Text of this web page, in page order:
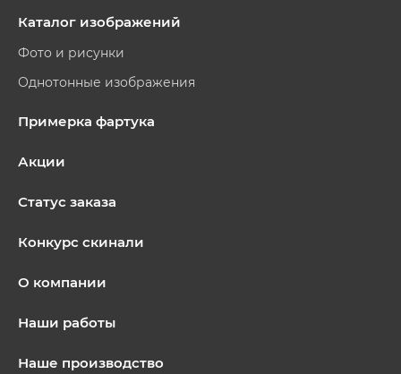
Каталог изображений
Фото и рисунки
Однотонные изображения
Примерка фартука
Акции
Статус заказа
Конкурс скинали
О компании
Наши работы
Наше производство